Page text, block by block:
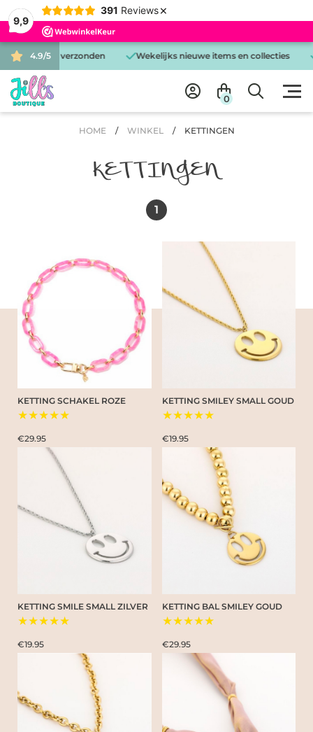
9,9
391 Reviews ×
4.9/5
dag verzonden Wekelijks nieuwe items en collecties
0
HOME / WINKEL / KETTINGEN
KETTINGEN
1
KETTING SCHAKEL ROZE
★★★★★
€29.95
KETTING SMILEY SMALL GOUD
★★★★★
€19.95
KETTING SMILE SMALL ZILVER
★★★★★
€19.95
KETTING BAL SMILEY GOUD
★★★★★
€29.95